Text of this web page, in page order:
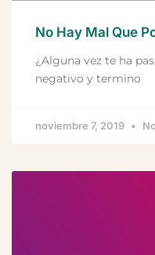
No Hay Mal Que
¿Alguna vez te ha
negativo y termino
noviembre 7, 2019